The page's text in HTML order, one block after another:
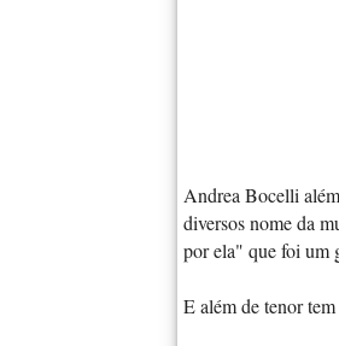
Andrea Bocelli
diversos nome da
por ela" que foi um
E além de tenor